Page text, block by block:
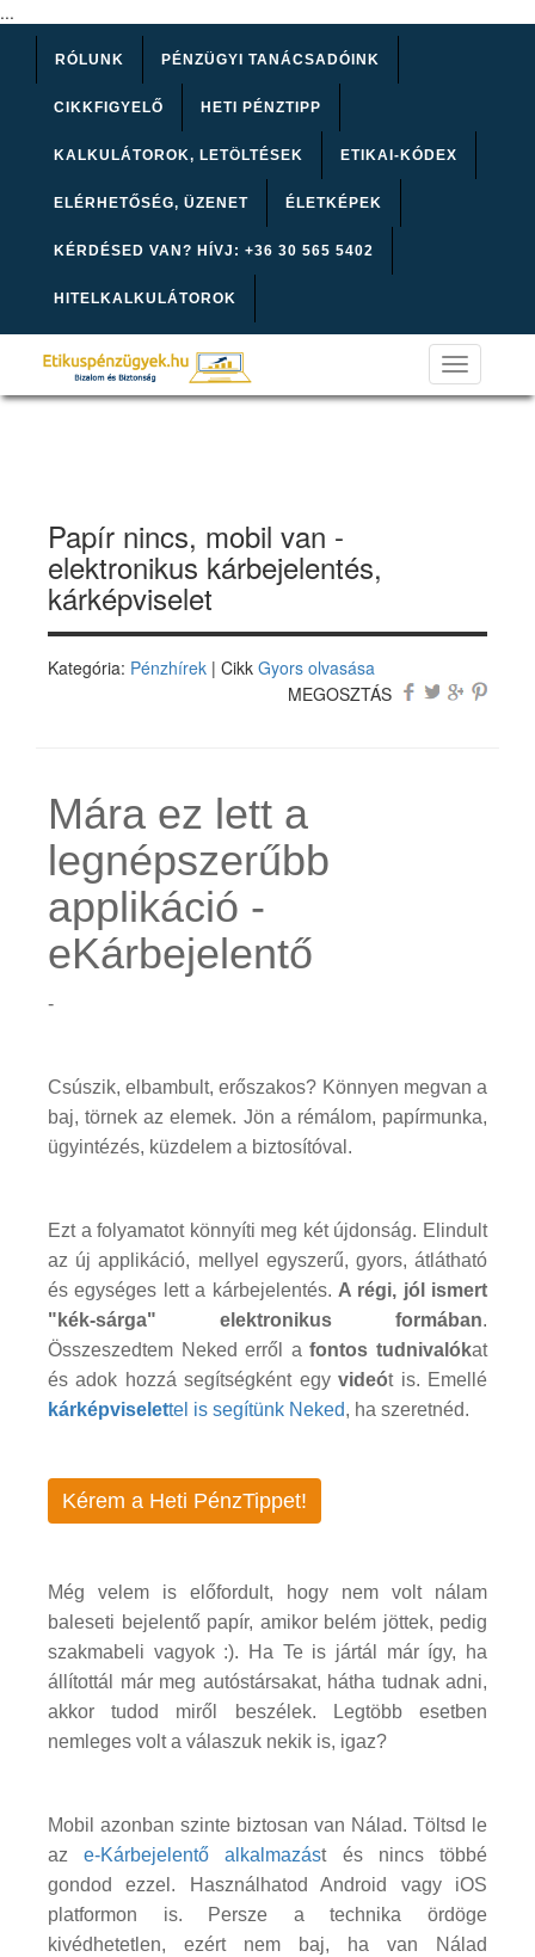
...
RÓLUNK PÉNZÜGYI TANÁCSADÓINK
CIKKFIGYELŐ HETI PÉNZTIPP
KALKULÁTOROK, LETÖLTÉSEK ETIKAI-KÓDEX
ELÉRHETŐSÉG, ÜZENET ÉLETKÉPEK
KÉRDÉSED VAN? HÍVJ: +36 30 565 5402
HITELKALKULÁTOROK
Toggle
navigation
Papír nincs, mobil van -
elektronikus kárbejelentés,
kárképviselet
Kategória: Pénzhírek | Cikk Gyors olvasása
MEGOSZTÁS
Mára ez lett a
legnépszerűbb
applikáció -
eKárbejelentő
-
Csúszik, elbambult, erőszakos? Könnyen megvan a
baj, törnek az elemek. Jön a rémálom, papírmunka,
ügyintézés, küzdelem a biztosítóval.
Ezt a folyamatot könnyíti meg két újdonság. Elindult
az új applikáció, mellyel egyszerű, gyors, átlátható
és egységes lett a kárbejelentés. A régi, jól ismert
"kék-sárga" elektronikus formában.
Összeszedtem Neked erről afontos tudnivalókat
és adok hozzá segítségként egyvideót is. Emellé
kárképviselettel is segítünk Neked, ha szeretnéd.
Kérem a Heti PénzTippet!
Még velem is előfordult, hogy nem volt nálam
baleseti bejelentő papír, amikor belém jöttek, pedig
szakmabeli vagyok :). Ha Te is jártál már így, ha
állítottál már meg autóstársakat, hátha tudnak adni,
akkor tudod miről beszélek. Legtöbb esetben
nemleges volt a válaszuk nekik is, igaz?
Mobil azonban szinte biztosan van Nálad. Töltsd le
aze-Kárbejelentő alkalmazást és nincs többé
gondod ezzel. Használhatod Android vagy iOS
platformon is. Persze a technika ördöge
kivédhetetlen, ezért nem baj, ha van Nálad